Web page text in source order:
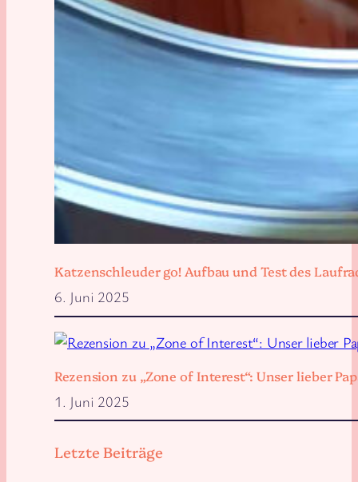
Letzte Beiträge
Katzenschleuder go! Aufbau und Test des
6. Juni 2025
Rezension zu „Zone of Interest“: Unser lieber
1. Juni 2025